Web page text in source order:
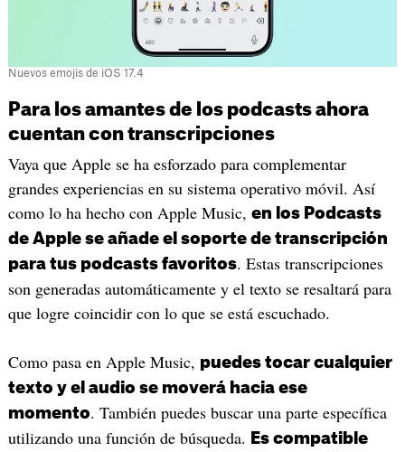
Nuevos emojis de iOS 17.4
Para los amantes de los podcasts ahora
cuentan con transcripciones
Vaya que Apple se ha esforzado para complementar
grandes experiencias en su sistema operativo móvil. Así
como lo ha hecho con Apple Music, en los Podcasts
de Apple se añade el soporte de transcripción
para tus podcasts favoritos. Estas transcripciones
son generadas automáticamente y el texto se resaltará para
que logre coincidir con lo que se está escuchado.
Como pasa en Apple Music, puedes tocar cualquier
texto y el audio se moverá hacia ese
momento. También puedes buscar una parte específica
utilizando una función de búsqueda.
Es compatible